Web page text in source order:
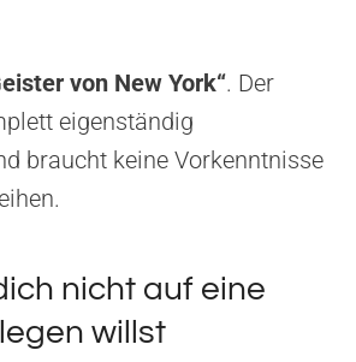
von New York“. Der
eigenständig
braucht keine Vorkenntnisse
nicht auf eine
willst